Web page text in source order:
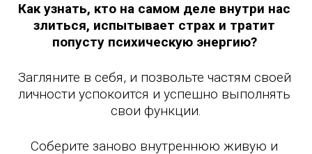
Как узнать, кто на самом деле внутри нас
злиться, испытывает страх и тратит
попусту психическую энергию?
Загляните в себя, и позвольте частям своей
личности успокоится и успешно выполнять
свои функции.
Соберите заново внутреннюю живую и